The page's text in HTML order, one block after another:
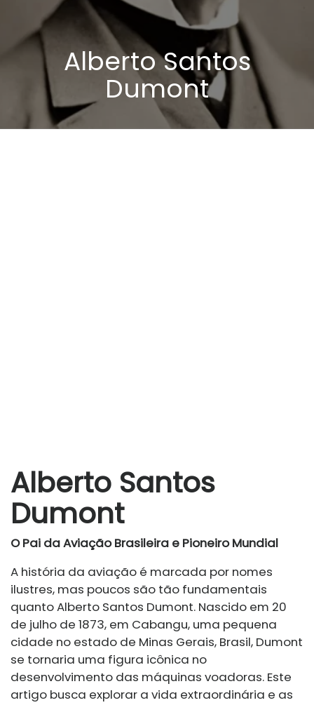
Alberto Santos
Dumont
Alberto Santos
Dumont
O Pai da Aviação Brasileira e Pioneiro Mundial
A história da aviação é marcada por nomes
ilustres, mas poucos são tão fundamentais
quanto Alberto Santos Dumont. Nascido em 20
de julho de 1873, em Cabangu, uma pequena
cidade no estado de Minas Gerais, Brasil, Dumont
se tornaria uma figura icônica no
desenvolvimento das máquinas voadoras. Este
artigo busca explorar a vida extraordinária e as